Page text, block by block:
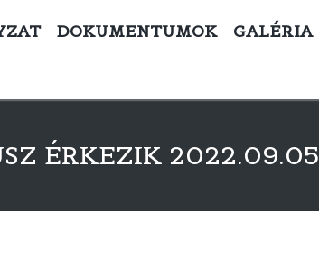
DOKUMENTUMOK GALÉRIA
ÉRKEZIK 2022.09.05